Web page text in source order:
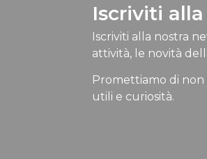
Iscriviti
Iscriviti alla nostra
attività, le novità
Promettiamo di non
utili e curiosità.